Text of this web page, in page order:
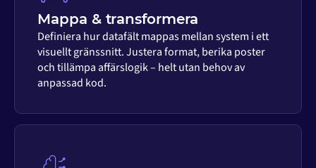
Mappa & transformera
Definiera hur datafält mappas mellan system i ett
visuellt gränssnitt. Justera format, berika poster
och tillämpa affärslogik – helt utan behov av
anpassad kod.